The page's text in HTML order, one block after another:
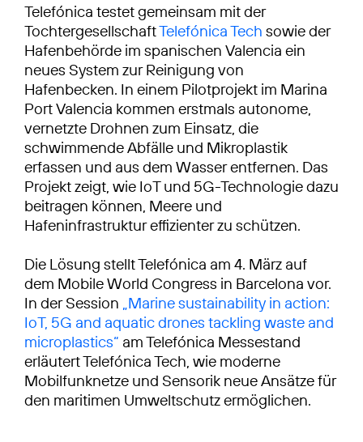
Telefónica testet gemeinsam mit der
TochtergesellschaftTelefónica Tech sowie der
Hafenbehörde im spanischen Valencia ein
neues System zur Reinigung von
Hafenbecken. In einem Pilotprojekt im Marina
Port Valencia kommen erstmals autonome,
vernetzte Drohnen zum Einsatz, die
schwimmende Abfälle und Mikroplastik
erfassen und aus dem Wasser entfernen. Das
Projekt zeigt, wie IoT und 5G-Technologie dazu
beitragen können, Meere und
Hafeninfrastruktur effizienter zu schützen.
Die Lösung stellt Telefónica am 4. März auf
dem Mobile World Congress in Barcelona vor.
In der Session „Marine sustainability in action:
IoT, 5G and aquatic drones tackling waste and
microplastics“ am Telefónica Messestand
erläutert Telefónica Tech, wie moderne
Mobilfunknetze und Sensorik neue Ansätze für
den maritimen Umweltschutz ermöglichen.